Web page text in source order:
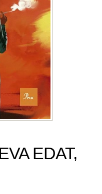
EDAT,